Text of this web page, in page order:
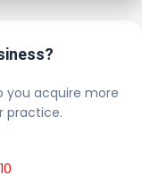
you acquire more
practice.